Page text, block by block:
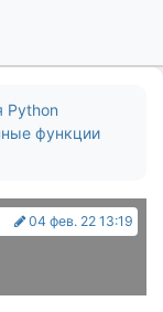
Python
функции
04 фев. 22 13:19